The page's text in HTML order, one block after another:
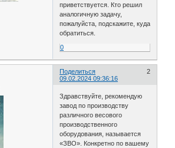
приветствуется. Кто решил
аналогичную задачу,
пожалуйста, подскажите, куда
обратиться.
0
Поделиться
2
09.02.2024 09:36:16
Здравствуйте, рекомендую
завод по производству
различного весового
производственного
оборудования, называется
«ЗВО». Конкретно по вашему